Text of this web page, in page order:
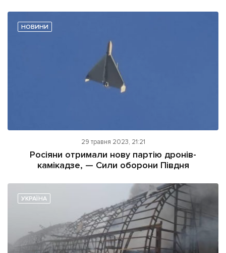
НОВИНИ
29 травня 2023, 21:21
Росіяни отримали нову партію дронів-
камікадзе, — Сили оборони Півдня
УКРАЇНА